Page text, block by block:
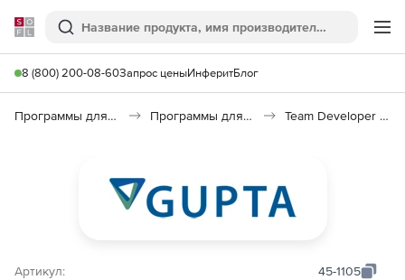
Softline
Поиск
8 (800) 200-08-60Запрос ценыИнферитБлог
Программы для программирования Программы для разработки ПО Team Developer 6.3
Артикул: 45-1105